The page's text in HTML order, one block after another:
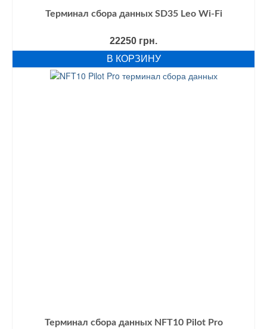
Терминал сбора данных SD35 Leo Wi-Fi
22250 грн.
В КОРЗИНУ
Терминал сбора данных NFT10 Pilot Pro